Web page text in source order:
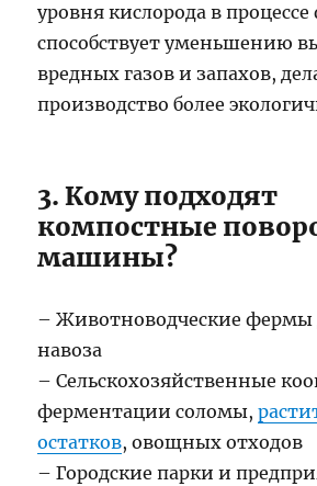
уровня кислорода в
способствует уменьшению
вредных газов и запахов,
производство более
3. Кому подходят
компостные
машины?
– Животноводческие фермы
навоза
– Сельскохозяйственные
ферментации соломы,
остатков, овощных отходов
– Городские парки и